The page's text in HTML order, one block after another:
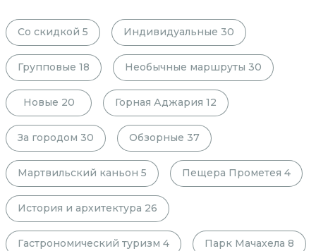
Со скидкой 5 Индивидуальные 30
Групповые 18 Необычные маршруты 30
Новые 20 Горная Аджария 12
За городом 30 Обзорные 37
Мартвильский каньон 5 Пещера Прометея 4
История и архитектура 26
Гастрономический туризм 4 Парк Мачахела 8